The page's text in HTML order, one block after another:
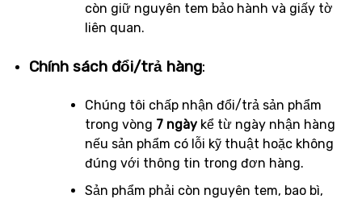
còn giữ nguyên tem bảo hành và giấy tờ
liên quan.
Chính sách đổi/trả hàng:
Chúng tôi chấp nhận đổi/trả sản phẩm
trong vòng 7 ngàykể từ ngày nhận hàng
nếu sản phẩm có lỗi kỹ thuật hoặc không
đúng với thông tin trong đơn hàng.
Sản phẩm phải còn nguyên tem, bao bì,